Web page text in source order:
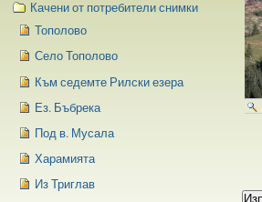
Качени от потребители снимки
Тополово
Село Тополово
Към седемте Рилски езера
Ез. Бъбрека
Под в. Мусала
Харамията
Из Триглав